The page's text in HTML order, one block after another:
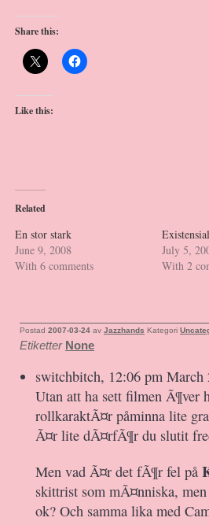
Share this:
Like this:
Related
En stor stark
June 9, 2008
With 6 comments
July 5,
With 2
Postad 2007-03-24 av Jazzhands Kategori
Etiketter None
switchbitch, 12:06 pm March
Utan att ha sett filmen Ã¶ver
rollkaraktÃ¤r påminna lite
Ã¤r lite dÃ¤rfÃ¶r du slutit
Men vad Ã¤r det fÃ¶r fel på
skittrist som mÃ¤nniska,
ok? Och samma lika med